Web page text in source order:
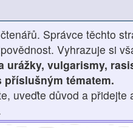
Správce těchto
Vyhrazuje si
urážky, vulgarismy,
tématem.
uveďte důvod a přidejte